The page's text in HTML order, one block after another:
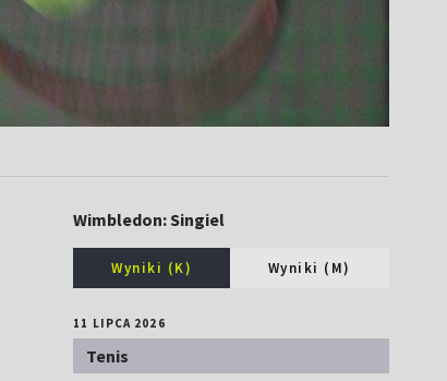
Wimbledon: Singiel
Wyniki (K) Wyniki (M)
11 LIPCA 2026
Tenis